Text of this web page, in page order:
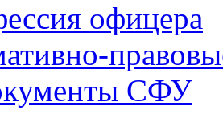
офицера
СФУ